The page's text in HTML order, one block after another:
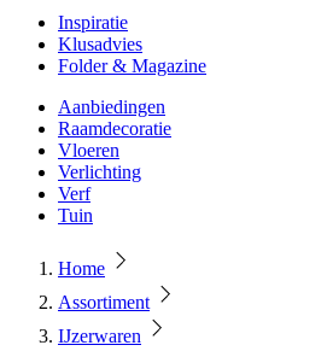
Inspiratie
Klusadvies
Folder & Magazine
Aanbiedingen
Raamdecoratie
Vloeren
Verlichting
Verf
Tuin
Home
Assortiment
IJzerwaren